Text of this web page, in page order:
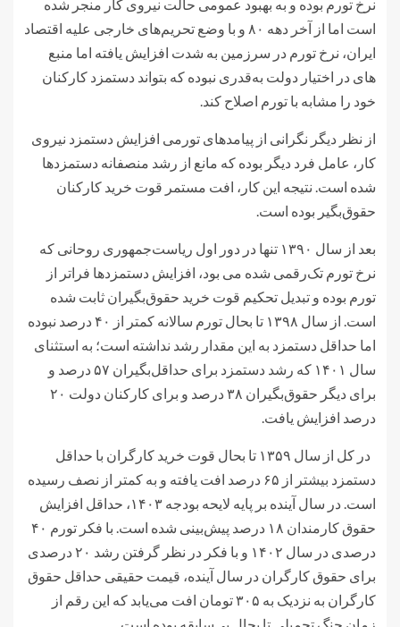
نرخ تورم بوده و به بهبود عمومی حالت نیروی کار منجر شده
است اما از آخر دهه ۸۰ و با وضع تحریم‌های خارجی علیه اقتصاد
ایران، نرخ تورم در سرزمین به شدت افزایش یافته اما منبع
های در اختیار دولت به‌قدری نبوده که بتواند دستمزد کارکنان
خود را مشابه با تورم اصلاح کند.
از نظر دیگر نگرانی از پیامدهای تورمی افزایش دستمزد نیروی
کار، عامل فرد دیگر بوده که مانع از رشد منصفانه دستمزدها
شده است. نتیجه این کار، افت مستمر قوت خرید کارکنان
حقوق‌بگیر بوده است.
بعد از سال ۱۳۹۰ تنها در دور اول ریاست‌جمهوری روحانی که
نرخ تورم تک‌رقمی شده می بود، افزایش دستمزدها فراتر از
تورم بوده و تبدیل تحکیم قوت خرید حقوق‌بگیران ثابت شده
است. از سال ۱۳۹۸ تا بحال تورم سالانه کمتر از ۴۰ درصد نبوده
اما حداقل دستمزد به این مقدار رشد نداشته است؛ به استثنای
سال ۱۴۰۱ که رشد دستمزد برای حداقل‌بگیران ۵۷ درصد و
برای دیگر حقوق‌بگیران ۳۸ درصد و برای کارکنان دولت ۲۰
درصد افزایش یافت.
در کل از سال ۱۳۵۹ تا بحال قوت خرید کارگران با حداقل
دستمزد بیشتر از ۶۵ درصد افت یافته و به کمتر از نصف رسیده
است. در سال آینده بر پایه لایحه بودجه ۱۴۰۳، حداقل افزایش
حقوق کارمندان ۱۸ درصد پیش‌بینی شده است. با فکر تورم ۴۰
درصدی در سال ۱۴۰۲ و با فکر در نظر گرفتن رشد ۲۰ درصدی
برای حقوق کارگران در سال آینده، قیمت حقیقی حداقل حقوق
کارگران به نزدیک به ۳۰۵ تومان افت می‌یابد که این رقم از